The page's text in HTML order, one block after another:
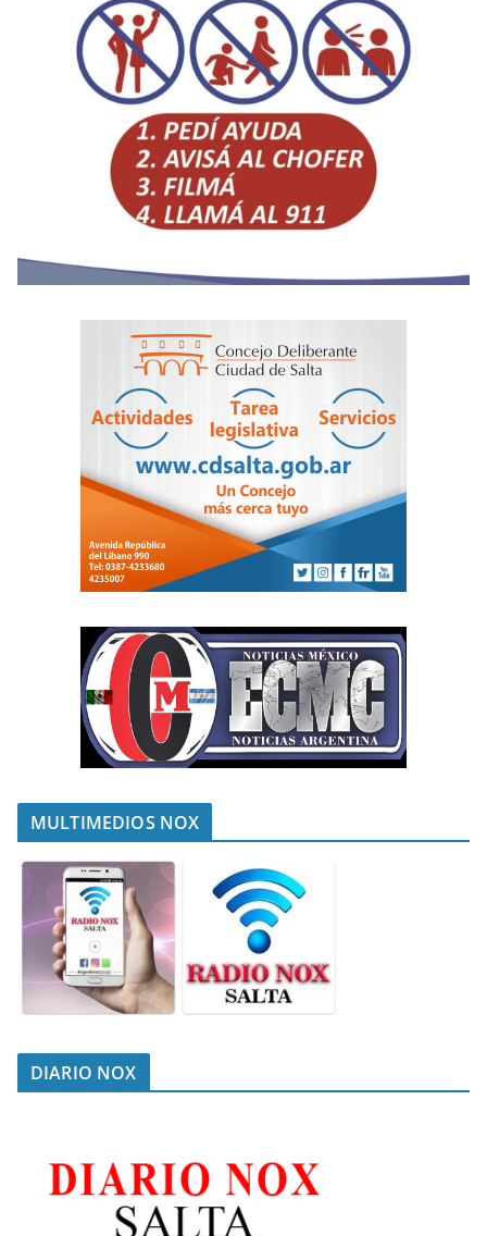
MULTIMEDIOS NOX
DIARIO NOX